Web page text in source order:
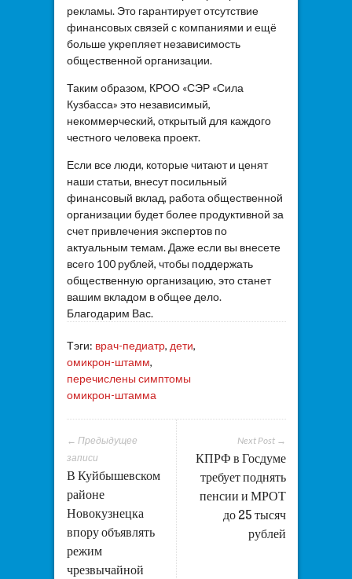
рекламы. Это гарантирует отсутствие
финансовых связей с компаниями и ещё
больше укрепляет независимость
общественной организации.
Таким образом, КРОО «СЭР «Сила
Кузбасса» это независимый,
некоммерческий, открытый для каждого
честного человека проект.
Если все люди, которые читают и ценят
наши статьи, внесут посильный
финансовый вклад, работа общественной
организации будет более продуктивной за
счет привлечения экспертов по
актуальным темам. Даже если вы внесете
всего 100 рублей, чтобы поддержать
общественную организацию, это станет
вашим вкладом в общее дело.
Благодарим Вас.
Тэги: врач-педиатр, дети,
омикрон-штамм,
перечислены симптомы
омикрон-штамма
Next Post →
КПРФ в Госдуме
требует поднять
пенсии и МРОТ
до 25 тысяч
рублей
← Предыдущее
записи
В Куйбышевском
районе
Новокузнецка
впору объявлять
режим
чрезвычайной